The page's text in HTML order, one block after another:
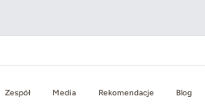
Zespół Media Rekomendacje Blog